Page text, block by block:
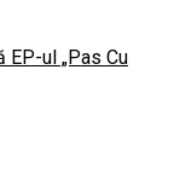
EP-ul „Pas Cu